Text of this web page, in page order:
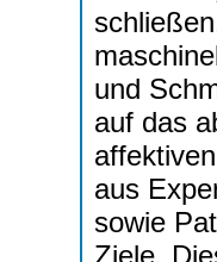
und
auf das
aus
sowie
Ziele.